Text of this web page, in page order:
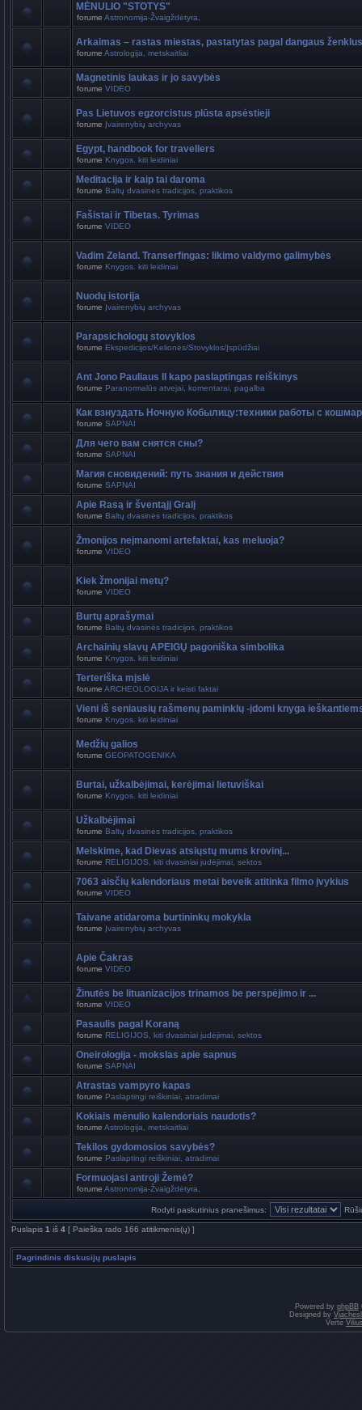
MĖNULIO "STOTYS"
forume Astronomija-Žvaigždėtyra,
Arkaimas – rastas miestas, pastatytas pagal dangaus ženklus
forume Astrologija, metskaitliai
Magnetinis laukas ir jo savybės
forume VIDEO
Pas Lietuvos egzorcistus plūsta apsėstieji
forume Įvairenybių archyvas
Egypt, handbook for travellers
forume Knygos. kiti leidiniai
Meditacija ir kaip tai daroma
forume Baltų dvasinės tradicijos, praktikos
Fašistai ir Tibetas. Tyrimas
forume VIDEO
Vadim Zeland. Transerfingas: likimo valdymo galimybės
forume Knygos. kiti leidiniai
Nuodų istorija
forume Įvairenybių archyvas
Parapsichologų stovyklos
forume Ekspedicijos/Kelionės/Stovyklos/Įspūdžiai
Ant Jono Pauliaus II kapo paslaptingas reiškinys
forume Paranormalūs atvejai, komentarai, pagalba
Как взнуздать Ночную Кобылицу:техники работы с
forume SAPNAI
Для чего вам снятся сны?
forume SAPNAI
Магия сновидений: путь знания и действия
forume SAPNAI
Apie Rasą ir šventąjį Gralį
forume Baltų dvasinės tradicijos, praktikos
Žmonijos neįmanomi artefaktai, kas meluoja?
forume VIDEO
Kiek žmonijai metų?
forume VIDEO
Burtų aprašymai
forume Baltų dvasinės tradicijos, praktikos
Archainių slavų APEIGŲ pagoniška simbolika
forume Knygos. kiti leidiniai
Terteriška mįslė
forume ARCHEOLOGIJA ir keisti faktai
Vieni iš seniausių rašmenų paminklų -įdomi knyga
forume Knygos. kiti leidiniai
Medžių galios
forume GEOPATOGENIKA
Burtai, užkalbėjimai, kerėjimai lietuviškai
forume Knygos. kiti leidiniai
Užkalbėjimai
forume Baltų dvasinės tradicijos, praktikos
Melskime, kad Dievas atsiųstų mums krovinį...
forume RELIGIJOS, kiti dvasiniai judėjimai, sektos
7063 aisčių kalendoriaus metai beveik atitinka filmo įvykius
forume VIDEO
Taivane atidaroma burtininkų mokykla
forume Įvairenybių archyvas
Apie Čakras
forume VIDEO
Žinutės be lituanizacijos trinamos be perspėjimo ir ...
forume VIDEO
Pasaulis pagal Koraną
forume RELIGIJOS, kiti dvasiniai judėjimai, sektos
Oneirologija - mokslas apie sapnus
forume SAPNAI
Atrastas vampyro kapas
forume Paslaptingi reiškiniai, atradimai
Kokiais mėnulio kalendoriais naudotis?
forume Astrologija, metskaitliai
Tekilos gydomosios savybės?
forume Paslaptingi reiškiniai, atradimai
Formuojasi antroji Žemė?
forume Astronomija-Žvaigždėtyra,
Rodyti paskutinius pranešimus:
Puslapis 1 iš 4 [ Paieška rado 166 atitikmenis(ų) ]
Pagrindinis diskusijų puslapis
Powered by phpBB
Designed by
Vertė